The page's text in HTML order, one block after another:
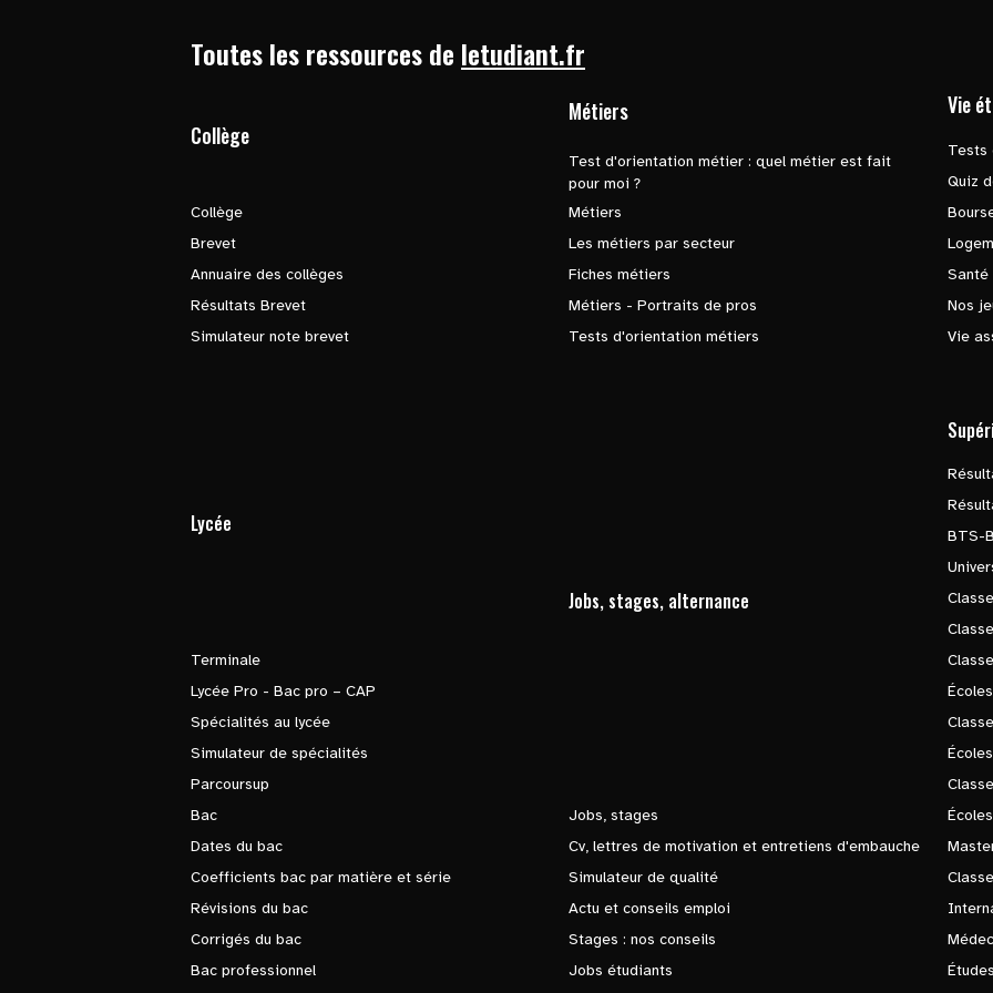
Toutes les ressources de letudiant.fr
Collège
Collège
Brevet
Annuaire des collèges
Résultats Brevet
Simulateur note brevet
Métiers
Test d'orientation métier : quel métier est fait
pour moi ?
Métiers
Les métiers par secteur
Fiches métiers
Métiers - Portraits de pros
Tests d'orientation métiers
Vie
Tests
Quiz
Santé
Nos
Vie
Lycée
Terminale
Lycée Pro - Bac pro – CAP
Spécialités au lycée
Simulateur de spécialités
Parcoursup
Bac
Dates du bac
Coefficients bac par matière et série
Révisions du bac
Corrigés du bac
Bac professionnel
Jobs, stages, alternance
Jobs, stages
Cv, lettres de motivation et entretiens d'embauche
Simulateur de qualité
Actu et conseils emploi
Stages : nos conseils
Jobs étudiants
BTS-